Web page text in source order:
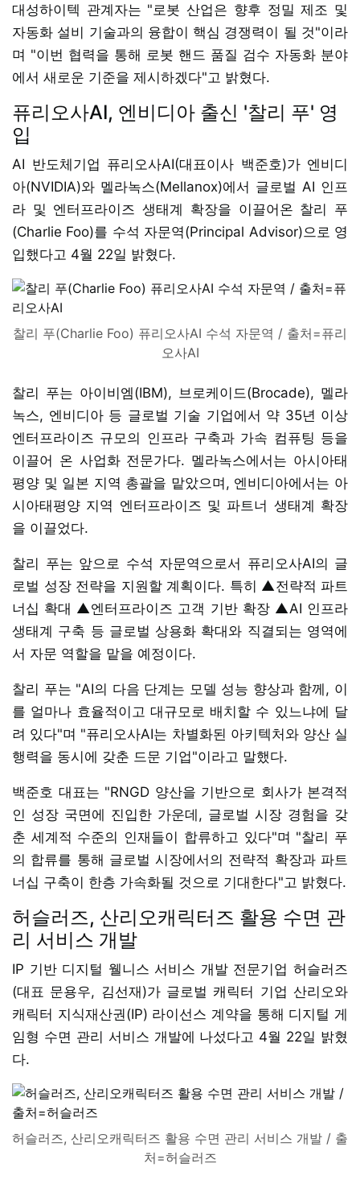
대성하이텍 관계자는 "로봇 산업은 향후 정밀 제조 및
자동화 설비 기술과의 융합이 핵심 경쟁력이 될 것"이라
며 "이번 협력을 통해 로봇 핸드 품질 검수 자동화 분야
에서 새로운 기준을 제시하겠다"고 밝혔다.
퓨리오사AI, 엔비디아 출신 '찰리 푸' 영
입
AI 반도체기업 퓨리오사AI(대표이사 백준호)가 엔비디
아(NVIDIA)와 멜라녹스(Mellanox)에서 글로벌 AI 인프
라 및 엔터프라이즈 생태계 확장을 이끌어온 찰리 푸
(Charlie Foo)를 수석 자문역(Principal Advisor)으로 영
입했다고 4월 22일 밝혔다.
찰리 푸(Charlie Foo) 퓨리오사AI 수석 자문역 / 출처=퓨리
오사AI
찰리 푸는 아이비엠(IBM), 브로케이드(Brocade), 멜라
녹스, 엔비디아 등 글로벌 기술 기업에서 약 35년 이상
엔터프라이즈 규모의 인프라 구축과 가속 컴퓨팅 등을
이끌어 온 사업화 전문가다. 멜라녹스에서는 아시아태
평양 및 일본 지역 총괄을 맡았으며, 엔비디아에서는 아
시아태평양 지역 엔터프라이즈 및 파트너 생태계 확장
을 이끌었다.
찰리 푸는 앞으로 수석 자문역으로서 퓨리오사AI의 글
로벌 성장 전략을 지원할 계획이다. 특히 ▲전략적 파트
너십 확대 ▲엔터프라이즈 고객 기반 확장 ▲AI 인프라
생태계 구축 등 글로벌 상용화 확대와 직결되는 영역에
서 자문 역할을 맡을 예정이다.
찰리 푸는 "AI의 다음 단계는 모델 성능 향상과 함께, 이
를 얼마나 효율적이고 대규모로 배치할 수 있느냐에 달
려 있다"며 "퓨리오사AI는 차별화된 아키텍처와 양산 실
행력을 동시에 갖춘 드문 기업"이라고 말했다.
백준호 대표는 "RNGD 양산을 기반으로 회사가 본격적
인 성장 국면에 진입한 가운데, 글로벌 시장 경험을 갖
춘 세계적 수준의 인재들이 합류하고 있다"며 "찰리 푸
의 합류를 통해 글로벌 시장에서의 전략적 확장과 파트
너십 구축이 한층 가속화될 것으로 기대한다"고 밝혔다.
허슬러즈, 산리오캐릭터즈 활용 수면 관
리 서비스 개발
IP 기반 디지털 웰니스 서비스 개발 전문기업 허슬러즈
(대표 문용우, 김선재)가 글로벌 캐릭터 기업 산리오와
캐릭터 지식재산권(IP) 라이선스 계약을 통해 디지털 게
임형 수면 관리 서비스 개발에 나섰다고 4월 22일 밝혔
다.
허슬러즈, 산리오캐릭터즈 활용 수면 관리 서비스 개발 / 출
처=허슬러즈